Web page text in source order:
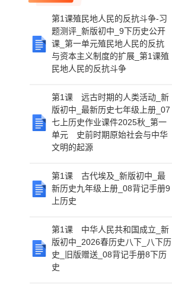
第1课殖民地人民的反抗斗争-习
题测评_新版初中_9下历史公开
课_第一单元殖民地人民的反抗
与资本主义制度的扩展_第1课殖
民地人民的反抗斗争
第1课 远古时期的人类活动_新
版初中_最新历史七年级上册_07
七上历史作业课件2025秋_第一
单元 史前时期原始社会与中华
文明的起源
第1课 古代埃及_新版初中_最
新历史九年级上册_08背记手册9
上历史
第1课 中华人民共和国成立_新
版初中_2026春历史八下_八下历
史_旧版赠送_08背记手册8下历
史